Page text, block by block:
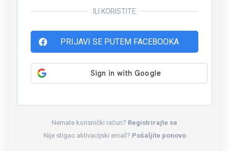
ILI KORISTITE
PRIJAVI SE PUTEM FACEBOOKA
Nemate korisnički račun? Registrirajte se
Nije stigao aktivacijski email? Pošaljite ponovo